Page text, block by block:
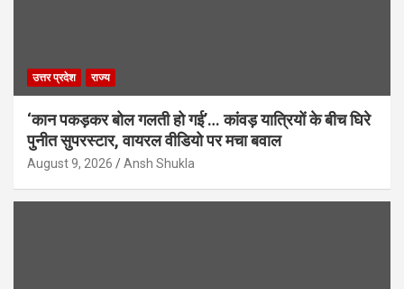
उत्तर प्रदेश राज्य
‘कान पकड़कर बोल गलती हो गई’… कांवड़ यात्रियों के बीच घिरे
पुनीत सुपरस्टार, वायरल वीडियो पर मचा बवाल
August 9, 2026 Ansh Shukla